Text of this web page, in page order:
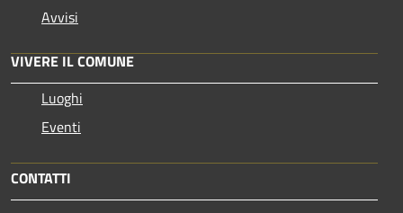
Avvisi
VIVERE IL COMUNE
Luoghi
Eventi
CONTATTI